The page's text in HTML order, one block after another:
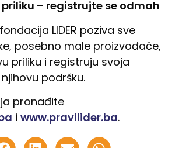
– registrujte se odmah
LIDER poziva sve
posebno male proizvođače,
priliku i registruju svoja
podršku.
pronađite
i www.pravilider.ba.